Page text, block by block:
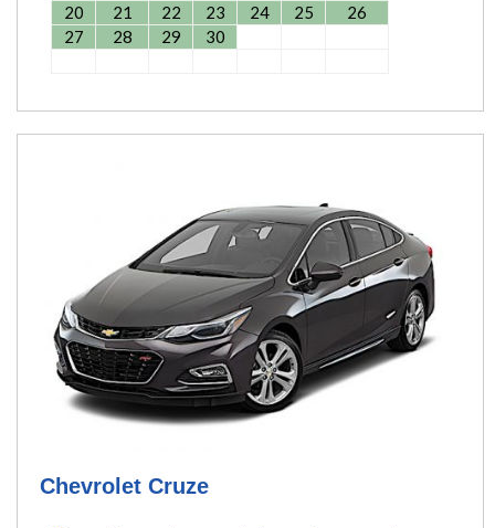
20
21 22 23 24 25
26
27
28 29 30
Chevrolet Cruze